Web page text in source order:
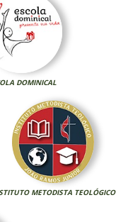
DOMINICAL
METODISTA TEOLÓGICO